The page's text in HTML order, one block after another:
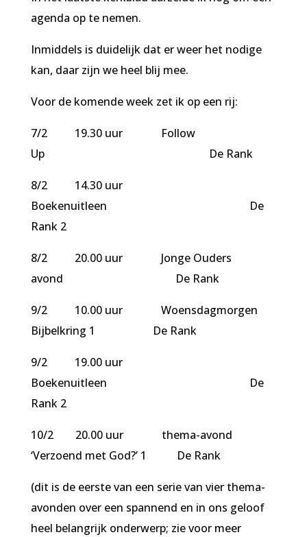
agenda op te nemen.
Inmiddels is duidelijk dat er weer het nodige
kan, daar zijn we heel blij mee.
Voor de komende week zet ik op een rij:
7/2 19.30 uur Follow
Up De Rank
8/2 14.30 uur
Boekenuitleen De
Rank 2
8/2 20.00 uur Jonge Ouders
avond De Rank
9/2 10.00 uur Woensdagmorgen
Bijbelkring 1 De Rank
9/2 19.00 uur
Boekenuitleen De
Rank 2
10/2 20.00 uur thema-avond
‘Verzoend met God?’ 1 De Rank
(dit is de eerste van een serie van vier thema-
avonden over een spannend en in ons geloof
heel belangrijk onderwerp; zie voor meer